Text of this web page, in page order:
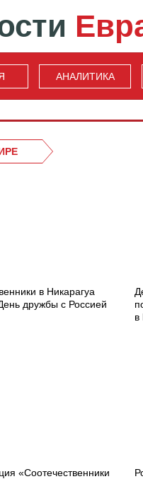
АНАЛИТИКА
в Никарагуа
дружбы с Россией
в
«Соотечественники